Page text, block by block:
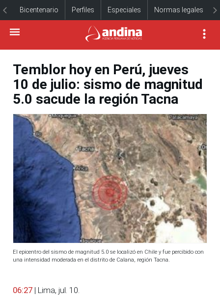
Bicentenario Perfiles Especiales Normas legales
Temblor hoy en Perú, jueves
10 de julio: sismo de magnitud
5.0 sacude la región Tacna
El epicentro del sismo de magnitud 5.0 se localizó en Chile y fue percibido con
una intensidad moderada en el distrito de Calana, región Tacna.
06:27 | Lima, jul. 10.